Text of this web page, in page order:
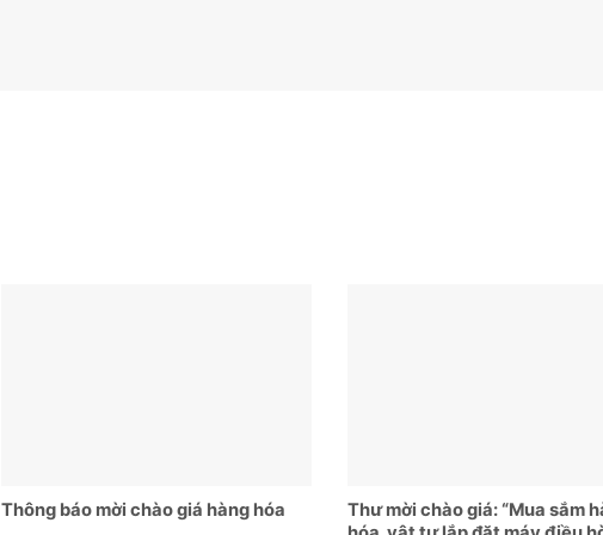
Thông báo mời chào giá hàng hóa
Thư mời chào giá: “Mua sắm